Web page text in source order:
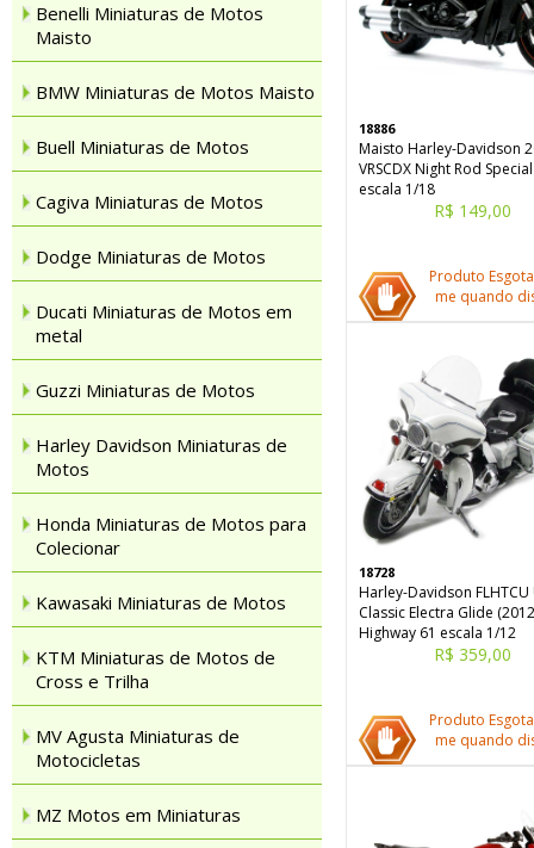
Benelli Miniaturas de Motos
Maisto
BMW Miniaturas de Motos Maisto
Buell Miniaturas de Motos
Cagiva Miniaturas de Motos
Dodge Miniaturas de Motos
Ducati Miniaturas de Motos em
metal
Guzzi Miniaturas de Motos
Harley Davidson Miniaturas de
Motos
Honda Miniaturas de Motos para
Colecionar
Kawasaki Miniaturas de Motos
KTM Miniaturas de Motos de
Cross e Trilha
MV Agusta Miniaturas de
Motocicletas
MZ Motos em Miniaturas
18886
Maisto Harley-Davidson
VRSCDX Night Rod
escala 1/18
R$ 149,00
Produto
me quando
18728
Harley-Davidson
Classic Electra Glide
Highway 61 escala 1/12
R$ 359,00
Produto
me quando